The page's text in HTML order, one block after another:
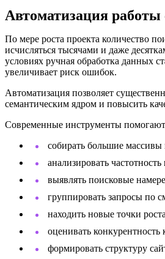
Автоматизация работы
По мере роста проекта количество
исчисляться тысячами и даже
условиях ручная обработка данных
увеличивает риск ошибок.
Автоматизация позволяет
семантическим ядром и повысить
Современные инструменты
собирать большие массивы
анализировать
выявлять поисковые
группировать запросы по
находить новые точки
оценивать
формировать структуру